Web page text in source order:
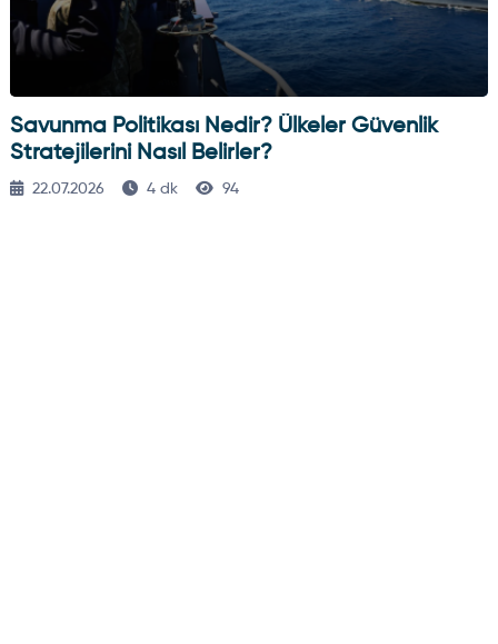
Savunma Politikası Nedir? Ülkeler Güvenlik
Stratejilerini Nasıl Belirler?
22.07.2026 4 dk 94